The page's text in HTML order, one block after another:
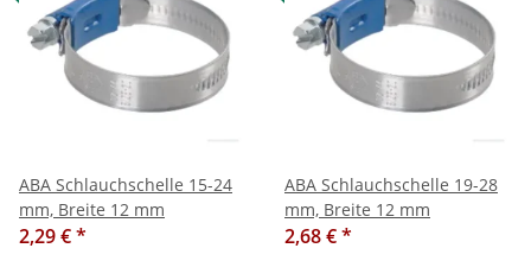
ABA Schlauchschelle 15-24
mm, Breite 12 mm
2,29 €*
ABA Schlauchschelle 19-28
mm, Breite 12 mm
2,68 €*